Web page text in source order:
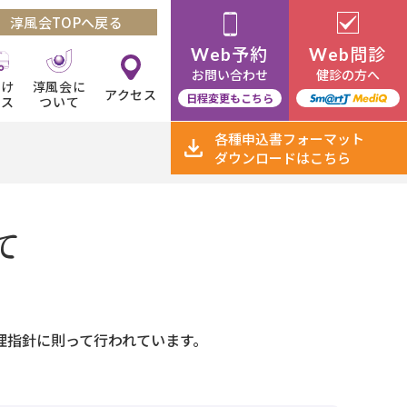
淳風会TOPへ戻る
淳風会に
ついて
アクセス
Web予約
お問い合わせ
日程変更もこちら
Web問診
健診の方へ
各種申込書フォーマット
ダウンロードはこちら
針に則って行われています。